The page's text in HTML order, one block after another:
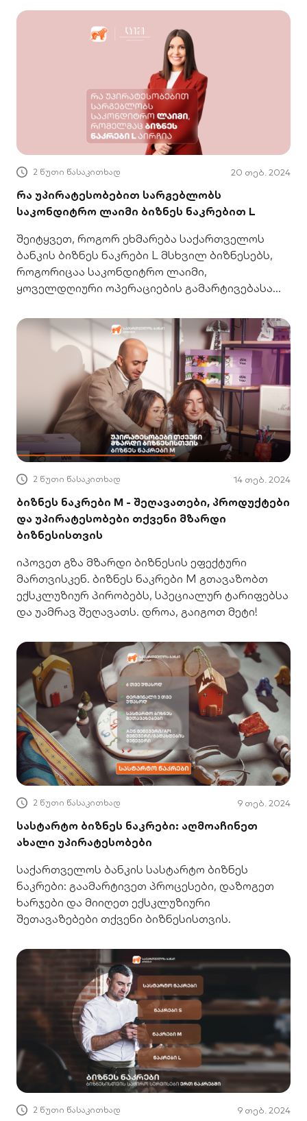
2 წუთი წასაკითხად 20 თებ. 2024
რა უპირატესობებით სარგებლობს
საკონდიტრო ლაიმი ბიზნეს ნაკრებით L
შეიტყვეთ, როგორ ეხმარება საქართველოს
ბანკის ბიზნეს ნაკრები L მსხვილ ბიზნესებს,
როგორიცაა საკონდიტრო ლაიმი,
ყოველდღიური ოპერაციების გამარტივებასა
2 წუთი წასაკითხად 14 თებ. 2024
ბიზნეს ნაკრები M - შეღავათები, პროდუქტები
და უპირატესობები თქვენი მზარდი
ბიზნესისთვის
იპოვეთ გზა მზარდი ბიზნესის ეფექტური
მართვისკენ. ბიზნეს ნაკრები M გთავაზობთ
ექსკლუზიურ პირობებს, სპეციალურ ტარიფებსა
და უამრავ შეღავათს. დროა, გაიგოთ მეტი!
2 წუთი წასაკითხად 9 თებ. 2024
სასტარტო ბიზნეს ნაკრები: აღმოაჩინეთ
ახალი უპირატესობები
საქართველოს ბანკის სასტარტო ბიზნეს
ნაკრები: გაამარტივეთ პროცესები, დაზოგეთ
ხარჯები და მიიღეთ ექსკლუზიური
შეთავაზებები თქვენი ბიზნესისთვის.
2 წუთი წასაკითხად 9 თებ. 2024